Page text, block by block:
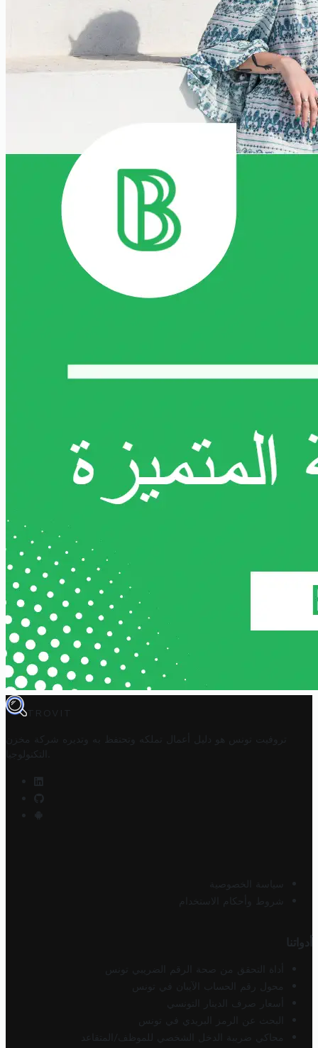
TROVIT
تروفيت تونس هو دليل أعمال تملكه وتحتفظ به وتديره
شركة مخزن
التكنولوجيا
سياسة الخصوصية
شروط وأحكام الاستخدام
أدواتنا
أداة التحقق من صحة الرقم الضريبي تونس
محول رقم الحساب الآيبان في تونس
أسعار صرف الدينار التونسي
البحث عن الرمز البريدي في تونس
محاكي ضريبة الدخل الشخصي للموظف/المتقاعد